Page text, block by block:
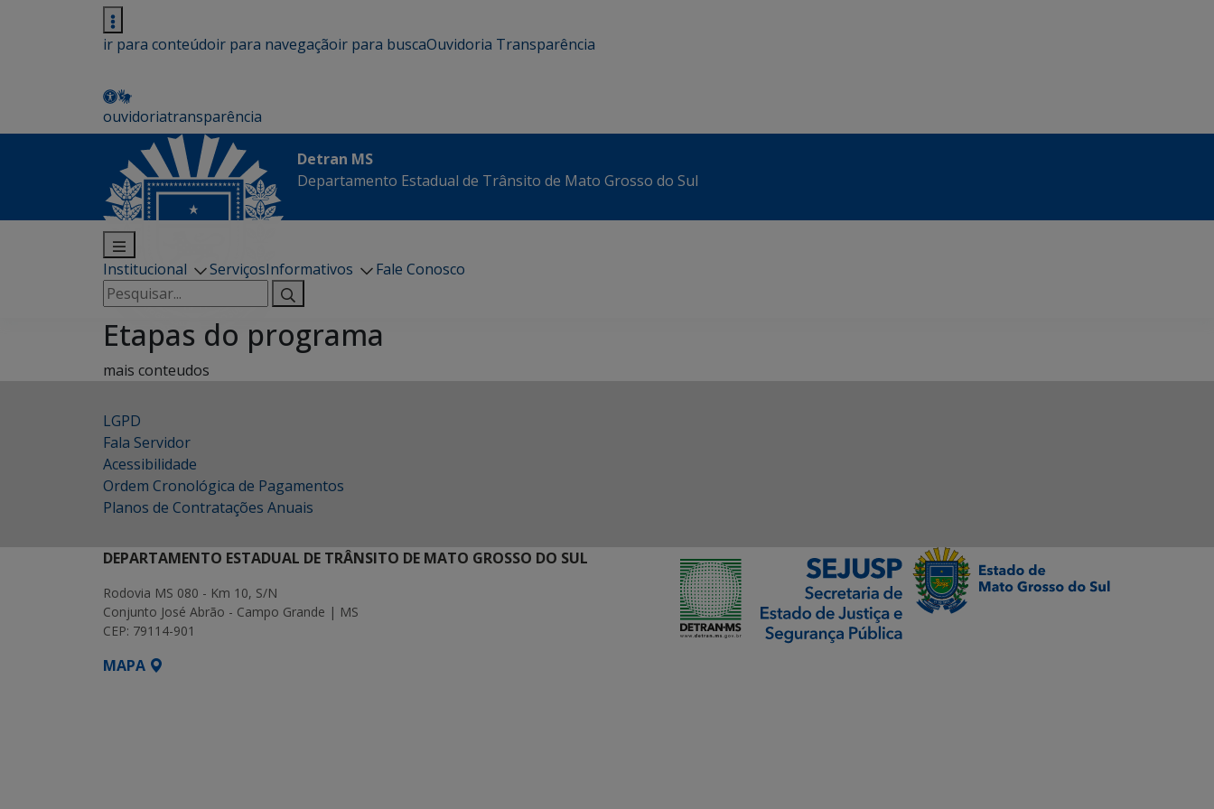
ir para conteúdoir para navegaçãoir para buscaOuvidoria Transparência
ouvidoriatransparência
Detran MS
Departamento Estadual de Trânsito de Mato Grosso do Sul
Institucional ServiçosInformativos
Fale Conosco
Pesquisar
por:
Etapas do programa
mais conteudos
LGPD
Fala Servidor
Acessibilidade
Ordem Cronológica de Pagamentos
Planos de Contratações Anuais
DEPARTAMENTO ESTADUAL DE TRÂNSITO DE MATO GROSSO DO SUL
Rodovia MS 080 - Km 10, S/N
Conjunto José Abrão - Campo Grande | MS
CEP: 79114-901
MAPA